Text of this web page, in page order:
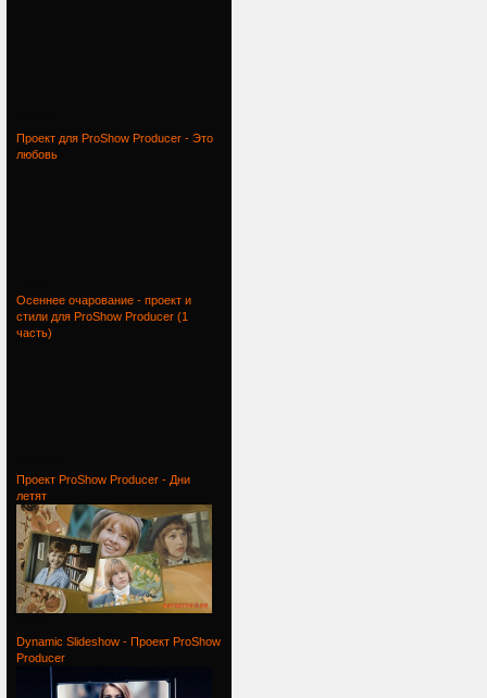
Проект для ProShow Producer - Это
любовь
Осеннее очарование - проект и
стили для ProShow Producer (1
часть)
Проект ProShow Producer - Дни
летят
Dynamic Slideshow - Проект ProShow
Producer